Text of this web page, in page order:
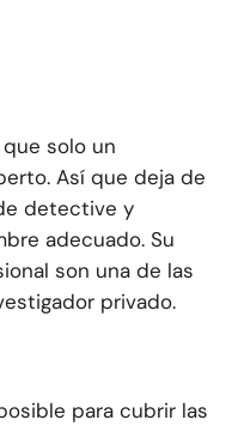
solo un
Así que deja de
detective y
adecuado. Su
son una de las
privado.
para cubrir las